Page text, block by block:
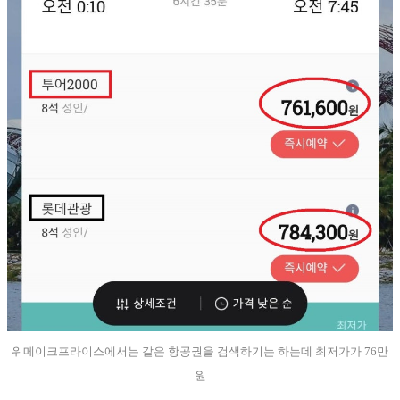
위메이크프라이스에서는 같은 항공권을 검색하기는 하는데 최저가가 76만
원